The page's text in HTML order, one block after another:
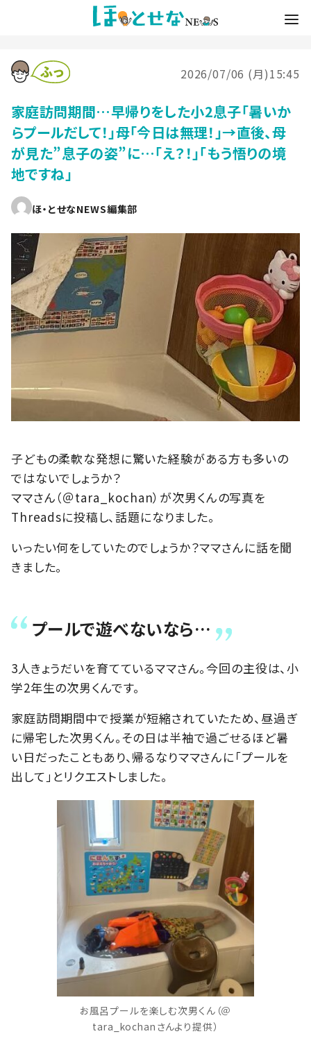
2026/07/06 (月)15:45
家庭訪問期間…早帰りをした小2息子「暑いか
らプールだして！」母「今日は無理！」→直後、母
が見た”息子の姿”に…「え？！」「もう悟りの境
地ですね」
ほ・とせなNEWS編集部
子どもの柔軟な発想に驚いた経験がある方も多いの
ではないでしょうか？
ママさん（＠tara_kochan）が次男くんの写真を
Threadsに投稿し、話題になりました。
いったい何をしていたのでしょうか？ママさんに話を聞
きました。
プールで遊べないなら…
3人きょうだいを育てているママさん。今回の主役は、小
学2年生の次男くんです。
家庭訪問期間中で授業が短縮されていたため、昼過ぎ
に帰宅した次男くん。その日は半袖で過ごせるほど暑
い日だったこともあり、帰るなりママさんに「プールを
出して」とリクエストしました。
お風呂プールを楽しむ次男くん（＠
tara_kochanさんより提供）